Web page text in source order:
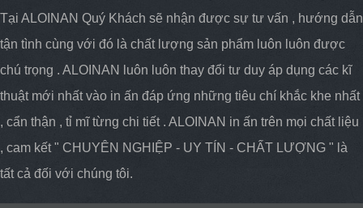
Tại ALOINAN Quý Khách sẽ nhận được sự tư vấn , hướng dẫn
tận tình cùng với đó là chất lượng sản phẩm luôn luôn được
chú trọng . ALOINAN luôn luôn thay đổi tư duy áp dụng các kĩ
thuật mới nhất vào in ấn đáp ứng những tiêu chí khắc khe nhất
, cẩn thận , tỉ mĩ từng chi tiết . ALOINAN in ấn trên mọi chất liệu
, cam kết " CHUYÊN NGHIỆP - UY TÍN - CHẤT LƯỢNG " là
tất cả đối với chúng tôi.